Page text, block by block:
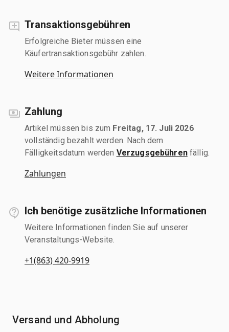
Transaktionsgebühren
Erfolgreiche Bieter müssen eine
Käufertransaktionsgebühr zahlen.
Weitere Informationen
Zahlung
Artikel müssen bis zum Freitag, 17. Juli 2026
vollständig bezahlt werden. Nach dem
Fälligkeitsdatum werden Verzugsgebührenfällig.
Zahlungen
Ich benötige zusätzliche Informationen
Weitere Informationen finden Sie auf unserer
Veranstaltungs-Website.
+1(863) 420-9919
Versand und Abholung